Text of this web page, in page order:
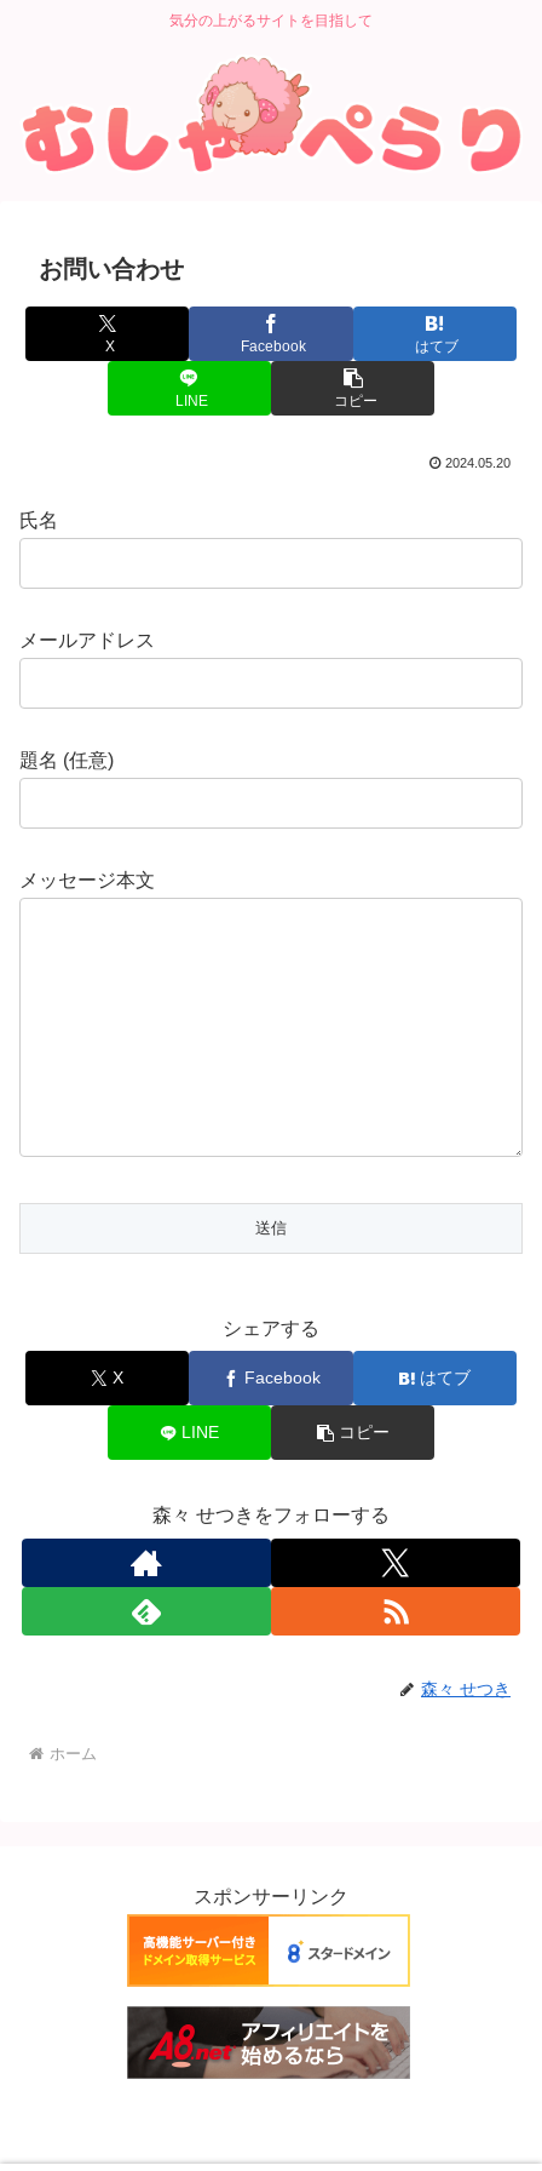
気分の上がるサイトを目指して
お問い合わせ
X Facebook はてブ
LINE コピー
2024.05.20
氏名
メールアドレス
題名 (任意)
メッセージ本文
シェアする
X Facebook はてブ
LINE コピー
森々 せつきをフォローする
森々 せつき
ホーム
スポンサーリンク